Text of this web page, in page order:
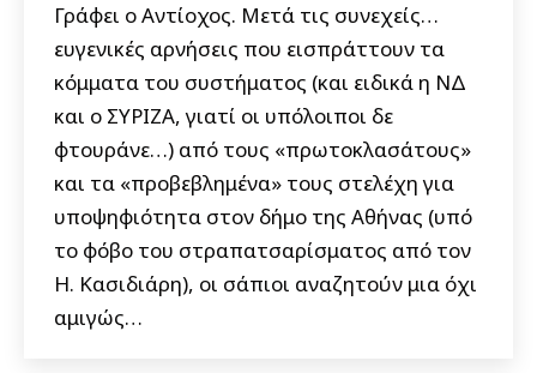
Γράφει ο Αντίοχος. Μετά τις συνεχείς…
ευγενικές αρνήσεις που εισπράττουν τα
κόμματα του συστήματος (και ειδικά η ΝΔ
και ο ΣΥΡΙΖΑ, γιατί οι υπόλοιποι δε
φτουράνε…) από τους «πρωτοκλασάτους»
και τα «προβεβλημένα» τους στελέχη για
υποψηφιότητα στον δήμο της Αθήνας (υπό
το φόβο του στραπατσαρίσματος από τον
Η. Κασιδιάρη), οι σάπιοι αναζητούν μια όχι
αμιγώς…